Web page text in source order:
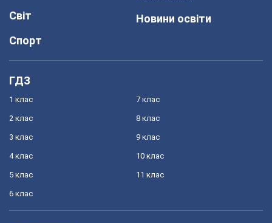
Світ
Спорт
Новини освіти
ГДЗ
1 клас
2 клас
3 клас
4 клас
5 клас
6 клас
7 клас
8 клас
9 клас
10 клас
11 клас